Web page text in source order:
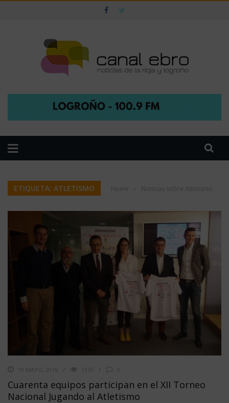
ETIQUETA: ATLETISMO Home Noticias sobre Atletismo
19 MAYO, 2016 1355
Cuarenta equipos participan en el XII Torneo
Nacional Jugando al Atletismo